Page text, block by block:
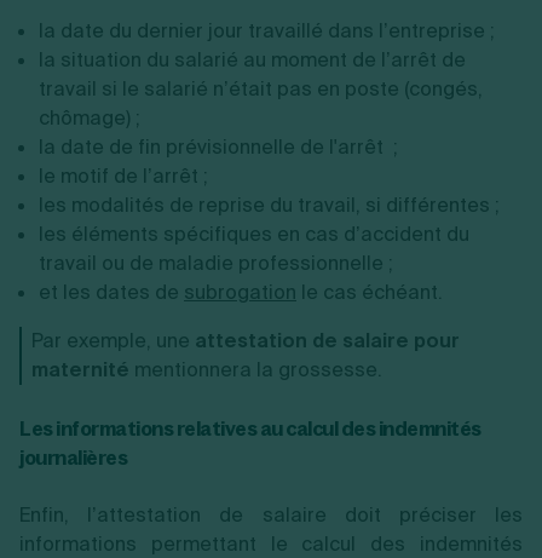
la date du dernier jour travaillé dans l’entreprise ;
la situation du salarié au moment de l’arrêt de
travail si le salarié n’était pas en poste (congés,
chômage) ;
la date de fin prévisionnelle de l'arrêt ;
le motif de l’arrêt ;
les modalités de reprise du travail, si différentes ;
les éléments spécifiques en cas d’accident du
travail ou de maladie professionnelle ;
et les dates de subrogation le cas échéant.
Par exemple, une attestation de salaire pour
maternité mentionnera la grossesse.
Les informations relatives au calcul des indemnités
journalières
Enfin, l’attestation de salaire doit préciser les
informations permettant le calcul des indemnités